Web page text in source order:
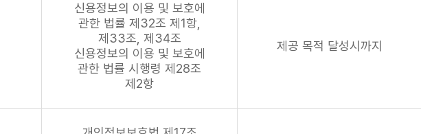
신용정보의 이용 및 보호에
관한 법률 제32조 제1항,
제33조, 제34조
신용정보의 이용 및 보호에
관한 법률 시행령 제28조
제2항
제공 목적 달성시까지